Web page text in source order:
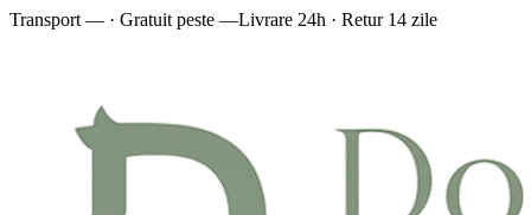
Transport — · Gratuit peste —Livrare 24h · Retur 14 zile